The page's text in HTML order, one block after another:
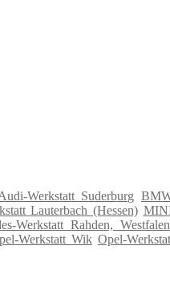
Werkstatt Suderburg
Lauterbach (Hessen)
Werkstatt Rahden, Westfalen
Werkstatt Wik Opel-